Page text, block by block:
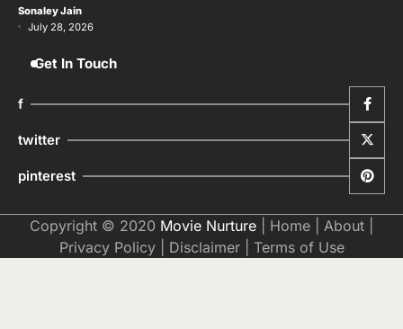
Sonaley Jain
July 28, 2026
Get In Touch
f
twitter
pinterest
Copyright © 2020 Movie Nurture Home About
Privacy Policy| Disclaimer| Terms of Use